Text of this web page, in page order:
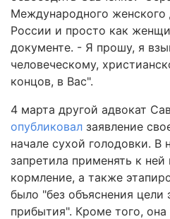
Международного женского
России и просто как
документе. - Я прошу, я
человеческому,
концов, в Вас".
4 марта другой адвокат
опубликовал заявление
начале сухой голодовки. В
запретила применять к ней
кормление, а также
было "без объяснения цели
прибытия". Кроме того,